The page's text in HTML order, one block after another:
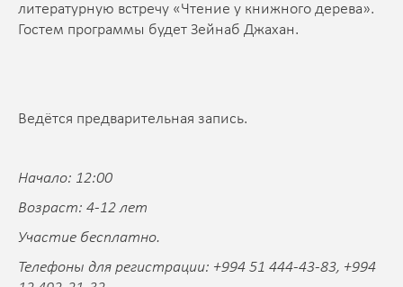
литературную встречу «Чтение у книжного дерева».
Гостем программы будет Зейнаб Джахан.
Ведётся предварительная запись.
Начало: 12:00
Возраст: 4-12 лет
Участие бесплатно.
Телефоны для регистрации: +994 51 444-43-83, +994